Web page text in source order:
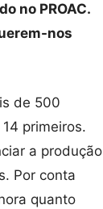
no PROAC.
nos
de 500
primeiros.
a produção
Por conta
quanto